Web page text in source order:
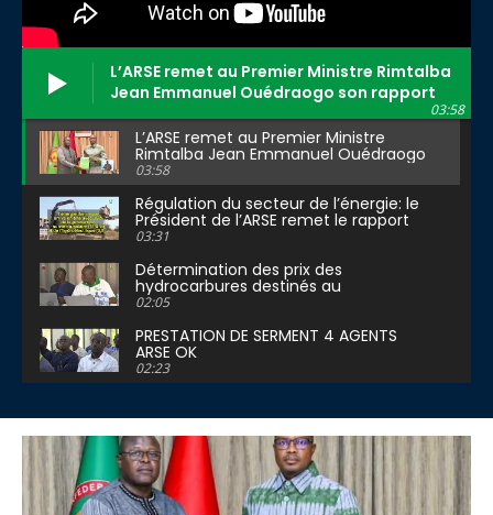
L’ARSE remet au Premier Ministre Rimtalba
Jean Emmanuel Ouédraogo son rapport
03:58
L’ARSE remet au Premier Ministre
Rimtalba Jean Emmanuel Ouédraogo
son rapport d’activité 2025
03:58
Régulation du secteur de l’énergie: le
Président de l’ARSE remet le rapport
2024 au Premier Ministre
03:31
Détermination des prix des
hydrocarbures destinés au
fonctionnement des centrales
02:05
PRESTATION DE SERMENT 4 AGENTS
ARSE OK
02:23
de sensibilisation des journalistes sur
la régulation du secte
02:24
Le Burkina Faso produit 51% de
l’énergie pour sa consommation
03:30